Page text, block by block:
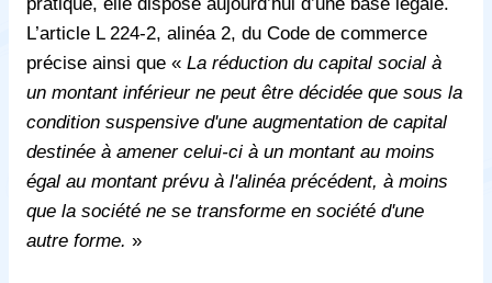
L’article L 224-2, alinéa 2, du Code de commerce
précise ainsi que « La réduction du capital social à
un montant inférieur ne peut être décidée que sous la
condition suspensive d'une augmentation de capital
destinée à amener celui-ci à un montant au moins
égal au montant prévu à l'alinéa précédent, à moins
que la société ne se transforme en société d'une
autre forme. »